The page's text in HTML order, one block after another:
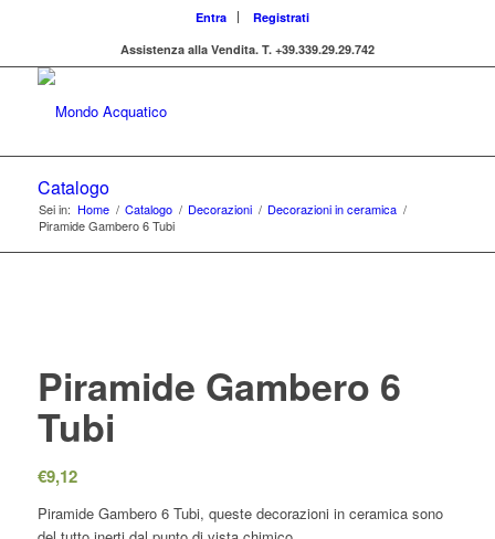
Entra
Registrati
Assistenza alla Vendita. T. +39.339.29.29.742
Catalogo
Sei in: Home / Catalogo / Decorazioni / Decorazioni in ceramica /
Piramide Gambero 6 Tubi
Piramide Gambero 6
Tubi
€9,12
Piramide Gambero 6 Tubi, queste decorazioni in ceramica sono